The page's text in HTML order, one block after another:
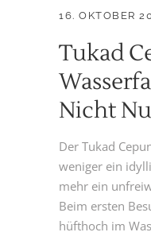
16. OKTOBER
Tukad
Nicht
Der Tukad
weniger ein
mehr ein
Beim ersten
hüfthoch im